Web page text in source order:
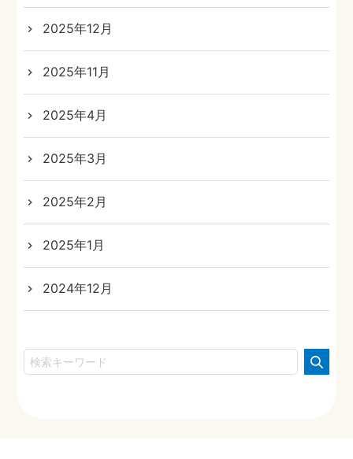
2025年12月
2025年11月
2025年4月
2025年3月
2025年2月
2025年1月
2024年12月